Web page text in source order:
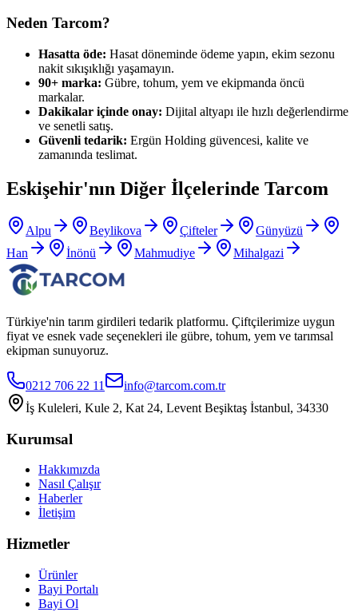
Neden Tarcom?
Hasatta öde: Hasat döneminde ödeme yapın, ekim sezonu
nakit sıkışıklığı yaşamayın.
90+ marka: Gübre, tohum, yem ve ekipmanda öncü
markalar.
Dakikalar içinde onay: Dijital altyapı ile hızlı değerlendirme
ve senetli satış.
Güvenli tedarik: Ergün Holding güvencesi, kalite ve
zamanında teslimat.
Eskişehir'nın Diğer İlçelerinde Tarcom
Alpu Beylikova Çifteler
Günyüzü
Han
İnönü Mahmudiye Mihalgazi
Türkiye'nin tarım girdileri tedarik platformu. Çiftçilerimize uygun
fiyat ve esnek vade seçenekleri ile gübre, tohum, yem ve tarımsal
ekipman sunuyoruz.
0212 706 22 11
info@tarcom.com.tr
İş Kuleleri, Kule 2, Kat 24, Levent Beşiktaş İstanbul, 34330
Kurumsal
Hakkımızda
Nasıl Çalışır
Haberler
İletişim
Hizmetler
Ürünler
Bayi Portalı
Bayi Ol